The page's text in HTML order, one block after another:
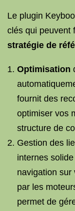
Le plugin
clés qui peuvent
stratégie de
Optimisation
fournit des
optimiser vos
structure de
Gestion des
internes
navigation sur
par les
permet de